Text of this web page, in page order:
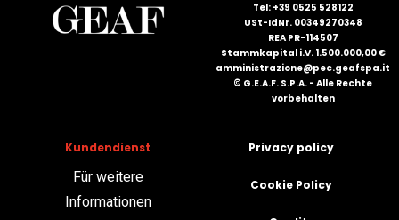
Tel: +39 0525 528122
USt-IdNr. 00349270348
REA PR-114507
Stammkapital i.V. 1.500.000,00 €
amministrazione@pec.geafspa.it
© G.E.A.F. S.P.A. - Alle Rechte
vorbehalten
Kundendienst
Für weitere
Informationen
Privacy policy
Cookie Policy